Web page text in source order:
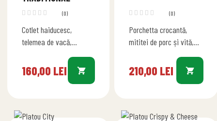
(0)
Cotlet haiducesc,
telemea de vacă,
castraveți, șuncă
presată, șunculiță
roșie, măsline, salată…
160,00 LEI
(0)
Porchetta crocantă,
mititei de porc și vită,
mușchi de vită
măcelăresc, frigărui de
210,00 LEI